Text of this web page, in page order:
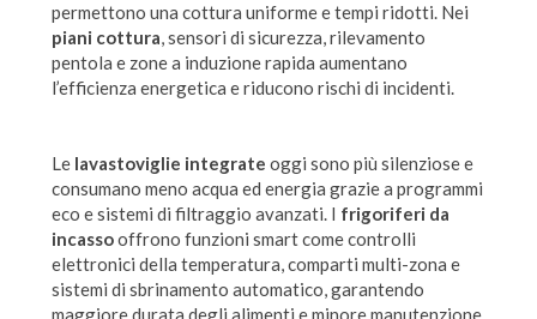
permettono una cottura uniforme e tempi ridotti. Nei
piani cottura , sensori di sicurezza, rilevamento
pentola e zone a induzione rapida aumentano
l’efficienza energetica e riducono rischi di incidenti.
Le lavastoviglie integrate oggi sono più silenziose e
consumano meno acqua ed energia grazie a programmi
eco e sistemi di filtraggio avanzati. I frigoriferi da
incassooffrono funzioni smart come controlli
elettronici della temperatura, comparti multi-zona e
sistemi di sbrinamento automatico, garantendo
maggiore durata degli alimenti e minore manutenzione.